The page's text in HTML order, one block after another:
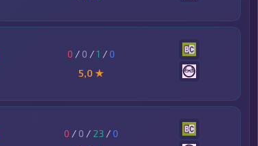
0 / 0 /1 /0
5,0 ★
0 / 0 / 23 /0